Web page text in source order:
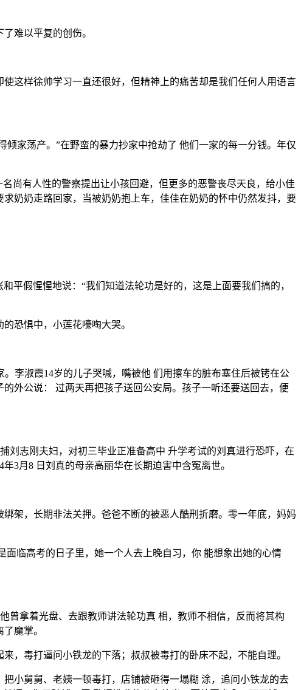
难以平复的创伤。
这样徐帅学习一直还很好，但精神上的痛苦却是我们任何人用语言
家荡产。”在野蛮的暴力抄家中抢劫了 他们一家的每一分钱。年仅
尚有人性的警察提出让小孩回避，但更多的恶警丧尽天良，给小佳
奶奶走路回家，当被奶奶抱上车，佳佳在奶奶的怀中仍然发抖，要
平假惺惺地说：“我们知道法轮功是好的，这是上面要我们搞的，
恐惧中，小莲花嚎啕大哭。
。李淑霞14岁的儿子哭喊，嘴被他 们用擦车的脏布塞住后被铐在公
外公说： 过两天再把孩子送回公安局。孩子一听还要送回去，便
刘志刚夫妇，对初三毕业正准备高中 升学考试的刘真进行恐吓，在
3月8 日刘真的母亲高丽华在长期迫害中含冤离世。
架，长期非法关押。爸爸不断的被恶人酷刑折磨。零一年底，妈妈
临高考的日子里，她一个人去上晚自习，你 能想象出她的心情
曾拿着光盘、去跟教师讲法轮功真 相，教师不相信，反而将其构
魔掌。
，毒打逼问小铁龙的下落；叔叔被毒打的卧床不起，不能自理。
小舅舅、老姨一顿毒打，店铺被砸得一塌糊 涂，追问小铁龙的去